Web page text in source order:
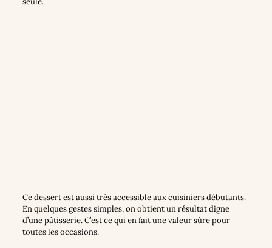
Ce dessert est aussi très accessible aux cuisiniers débutants.
En quelques gestes simples, on obtient un résultat digne
d’une pâtisserie. C’est ce qui en fait une valeur sûre pour
toutes les occasions.